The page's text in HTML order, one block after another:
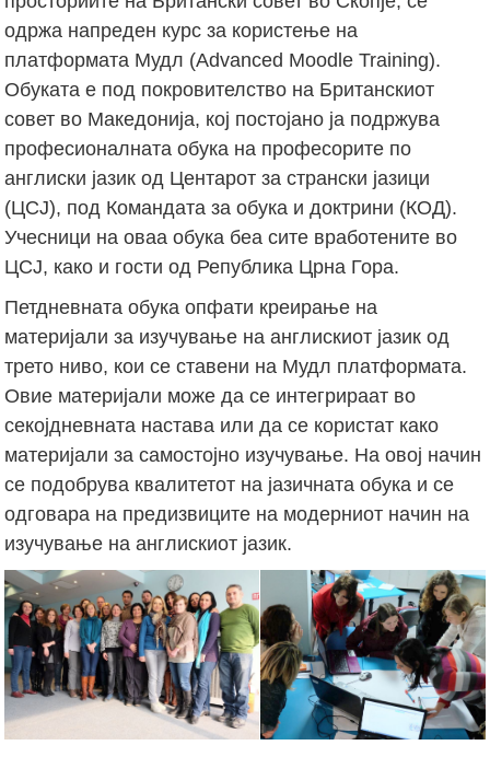
одржа напреден курс за користење на
платформата Мудл (Advanced Moodle Training).
Обуката е под покровителство на Британскиот
совет во Македонија, кој постојано ја подржува
професионалната обука на професорите по
англиски јазик од Центарот за странски јазици
(ЦСЈ), под Командата за обука и доктрини (КОД).
Учесници на оваа обука беа сите вработените во
ЦСЈ, како и гости од Република Црна Гора.
Петдневната обука опфати креирање на
материјали за изучување на англискиот јазик од
трето ниво, кои се ставени на Мудл платформата.
Овие материјали може да се интегрираат во
секојдневната настава или да се користат како
материјали за самостојно изучување. На овој начин
се подобрува квалитетот на јазичната обука и се
одговара на предизвиците на модерниот начин на
изучување на англискиот јазик.